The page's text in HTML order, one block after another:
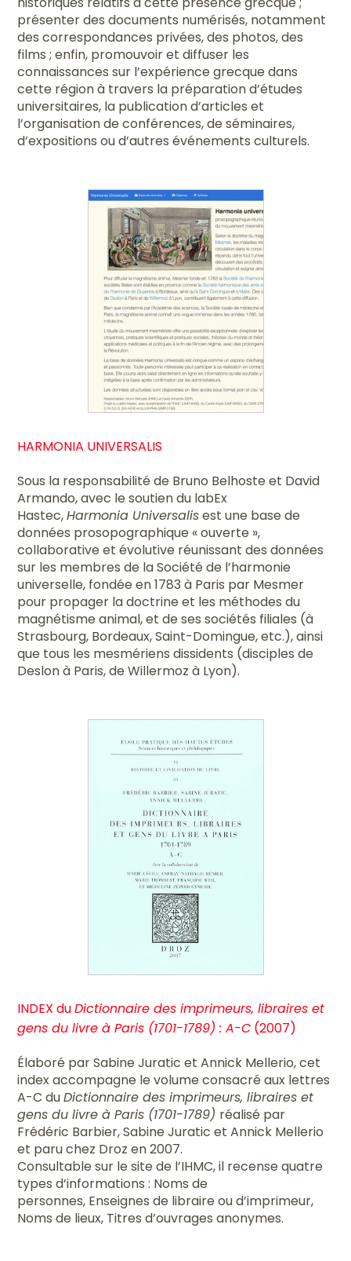
présenter des documents numérisés, notamment
des correspondances privées, des photos, des
films ; enfin, promouvoir et diffuser les
connaissances sur l’expérience grecque dans
cette région à travers la préparation d’études
universitaires, la publication d’articles et
l’organisation de conférences, de séminaires,
d’expositions ou d’autres événements culturels.
HARMONIA UNIVERSALIS
Sous la responsabilité de Bruno Belhoste et David
Armando, avec le soutien du labEx
Hastec,Harmonia Universalisest une base de
données prosopographique « ouverte »,
collaborative et évolutive réunissant des données
sur les membres de la Société de l’harmonie
universelle, fondée en 1783 à Paris par Mesmer
pour propager la doctrine et les méthodes du
magnétisme animal, et de ses sociétés filiales (à
Strasbourg, Bordeaux, Saint-Domingue, etc.), ainsi
que tous les mesmériens dissidents (disciples de
Deslon à Paris, de Willermoz à Lyon).
INDEX duDictionnaire des imprimeurs, libraires et
gens du livre à Paris (1701-1789) : A-C (2007)
Élaboré par Sabine Juratic et Annick Mellerio, cet
index accompagne le volume consacré aux lettres
A-C duDictionnaire des imprimeurs, libraires et
gens du livre à Paris (1701-1789) réalisé par
Frédéric Barbier, Sabine Juratic et Annick Mellerio
et paru chez Droz en 2007.
Consultable sur le site de l’IHMC, il recense quatre
types d’informations : Noms de
personnes, Enseignes de libraire ou d’imprimeur,
Noms de lieux, Titres d’ouvrages anonymes.